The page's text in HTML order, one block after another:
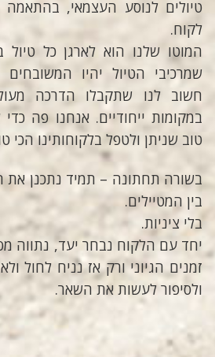
טיולים לנוסע העצמאי, בהתאמה
לקוח.
המוטו שלנו הוא לארגן כל
שמרכיבי הטיול יהיו המשובחים
חשוב לנו שתקבלו הדרכה
במקומות ייחודיים. אנחנו פה
טוב שניתן ולטפל בלקוחותינו הכי
בשורה תחתונה – תמיד נתכנן את
בין המטיילים.
בלי ציניות.
יחד עם הלקוח נבחר יעד, נתווה
זמנים הגיוני ורק אז נניח לחול
ולסיפור לעשות את השאר.